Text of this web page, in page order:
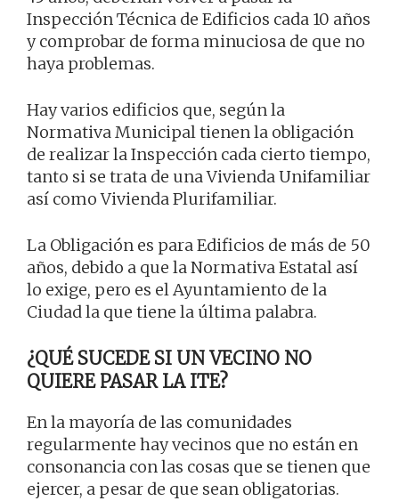
Inspección Técnica de Edificios cada 10 años
y comprobar de forma minuciosa de que no
haya problemas.
Hay varios edificios que, según la
Normativa Municipal tienen la obligación
de realizar la Inspección cada cierto tiempo,
tanto si se trata de una Vivienda Unifamiliar
así como Vivienda Plurifamiliar.
La Obligación es para Edificios de más de 50
años, debido a que la Normativa Estatal así
lo exige, pero es el Ayuntamiento de la
Ciudad la que tiene la última palabra.
¿QUÉ SUCEDE SI UN VECINO NO
QUIERE PASAR LA ITE?
En la mayoría de las comunidades
regularmente hay vecinos que no están en
consonancia con las cosas que se tienen que
ejercer, a pesar de que sean obligatorias.